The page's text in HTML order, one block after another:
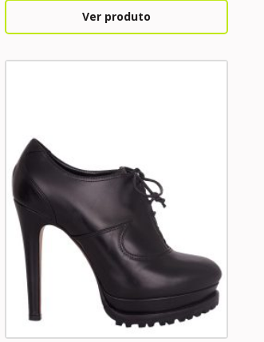
Ver produto